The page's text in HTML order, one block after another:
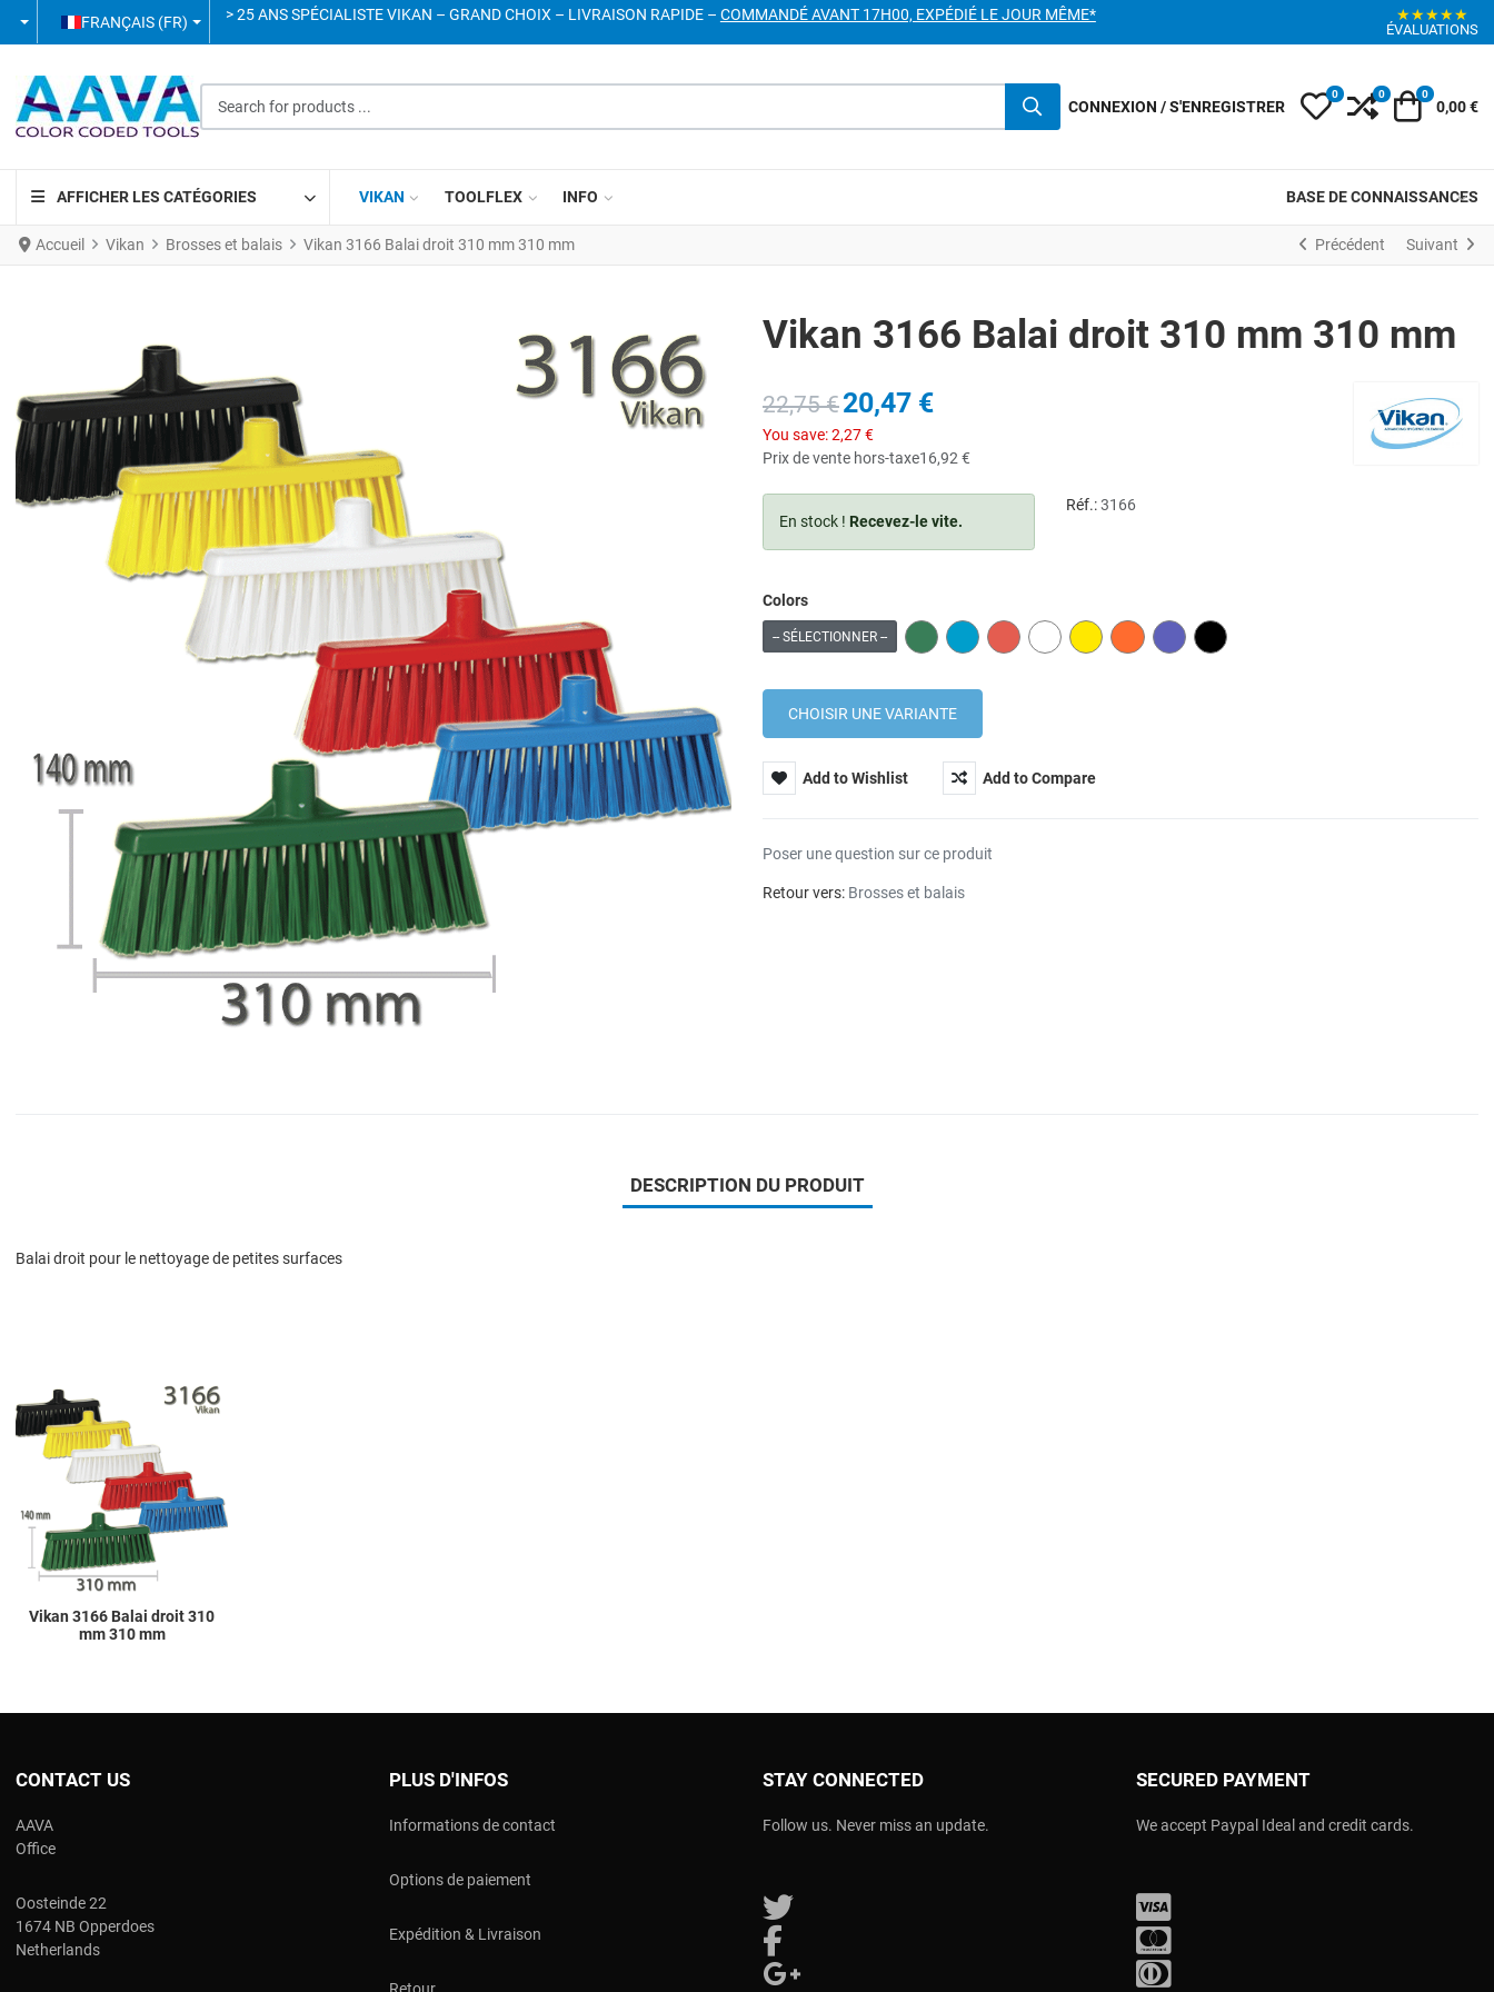
SÉLECTIONNEZ VOTRE LANGUE
FRANÇAIS (FR) > 25 ANS SPÉCIALISTE VIKAN – GRAND CHOIX – LIVRAISON RAPIDE – COMMANDÉ AVANT 17H00, EXPÉDIÉ LE JOUR MÊME* ★★★★★
ÉVALUATIONS
CONNEXION / S'ENREGISTRER My Wishlist
0 Compare
0 Votre
0
0,00 €
AFFICHER LES CATÉGORIES VIKAN TOOLFLEX INFO BASE DE CONNAISSANCES
Accueil Vikan Brosses et balais Vikan 3166 Balai droit 310 mm 310 mm Précédent Suivant
Vikan 3166 Balai droit 310 mm 310 mm
22,75 €20,47 €
You save:2,27 €
Prix de vente hors-taxe16,92 €
En stock ! Recevez-le vite.
Réf.:3166
Colors
-- SÉLECTIONNER -- GREEN BLUE RED WHITE YELLOW ORANGE PURPLE BLACK
Add to Wishlist Add to Compare
Poser une question sur ce produit
Retour vers: Brosses et balais
DESCRIPTION DU PRODUIT
Balai droit pour le nettoyage de petites surfaces
Vikan 3166 Balai droit 310
mm 310 mm
CONTACT US
AAVA
Office
Oosteinde 22
1674 NB Opperdoes
Netherlands
PLUS D'INFOS
Informations de contact
Options de paiement
Expédition & Livraison
STAY CONNECTED
Follow us. Never miss an update.
Follow us on Twitter
SECURED PAYMENT
We accept Paypal Ideal and credit cards.